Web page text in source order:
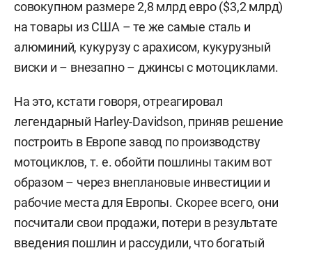
совокупном размере 2,8 млрд евро ($3,2 млрд)
на товары из США – те же самые сталь и
алюминий, кукурузу с арахисом, кукурузный
виски и – внезапно – джинсы с мотоциклами.
На это, кстати говоря, отреагировал
легендарный Harley-Davidson, приняв решение
построить в Европе завод по производству
мотоциклов, т. е. обойти пошлины таким вот
образом – через внеплановые инвестиции и
рабочие места для Европы. Скорее всего, они
посчитали свои продажи, потери в результате
введения пошлин и рассудили, что богатый